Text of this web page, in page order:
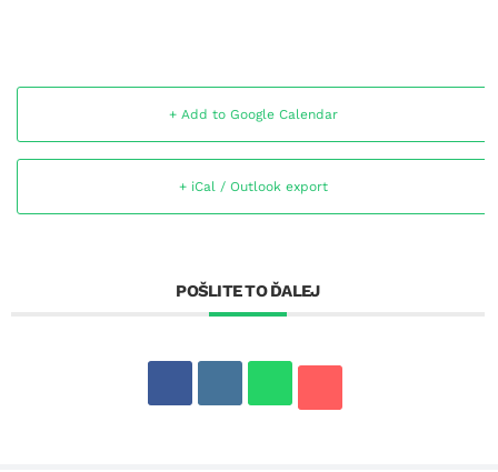
+ Add to Google Calendar
+ iCal / Outlook export
POŠLITE TO ĎALEJ